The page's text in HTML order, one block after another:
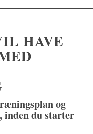
HAVE
og
inden du starter